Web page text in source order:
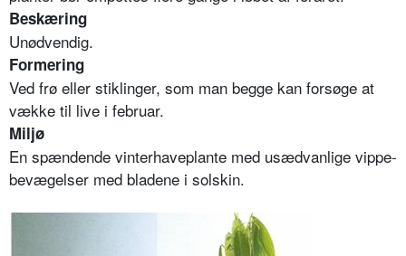
Beskæring
Unødvendig.
Formering
Ved frø eller stiklinger, som man begge kan forsøge at
vække til live i februar.
Miljø
En spændende vinterhaveplante med usædvanlige vippe-
bevægelser med bladene i solskin.